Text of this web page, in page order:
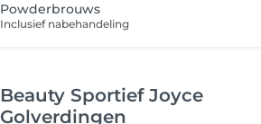
Powderbrouws
Inclusief nabehandeling
Beauty Sportief Joyce
Golverdingen